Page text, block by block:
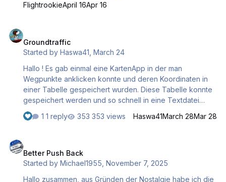
FlightrookieApril 16Apr 16
Groundtraffic
Started byHaswa41 ,March 24
Hallo ! Es gab einmal eine KartenApp in der man
Wegpunkte anklicken konnte und deren Koordinaten in
einer Tabelle gespeichert wurden. Diese Tabelle konnte
gespeichert werden und so schnell in eine Textdatei
(Ground Traffic World Traffic ) einfügen. Kennt die noch
wer? mfg Hans
1 reply 353 views Haswa41March 28Mar 28
Better Push Back
Started byMichael1955 ,November 7, 2025
Hallo zusammen, aus Gründen der Nostalgie habe ich die